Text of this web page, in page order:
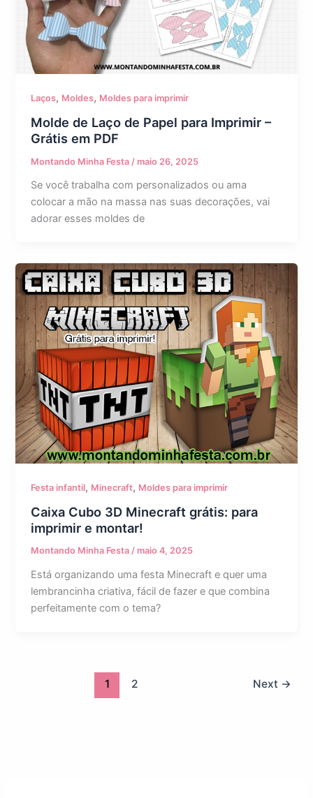
Laços, Moldes, Moldes para imprimir
Molde de Laço de Papel para Imprimir –
Grátis em PDF
Montando Minha Festa / maio 26, 2025
Se você trabalha com personalizados ou ama
colocar a mão na massa nas suas decorações, vai
adorar esses moldes de
Festa infantil, Minecraft, Moldes para imprimir
Caixa Cubo 3D Minecraft grátis: para
imprimir e montar!
Montando Minha Festa/ maio 4, 2025
Está organizando uma festa Minecraft e quer uma
lembrancinha criativa, fácil de fazer e que combina
perfeitamente com o tema?
1 2 Next →